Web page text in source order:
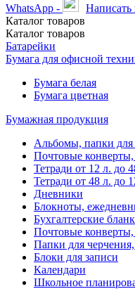
WhatsApp -
Каталог товаров
Каталог товаров
Батарейки
Бумага для офисной
Бумага белая
Бумага цветная
Бумажная продукция
Альбомы, папки для
Почтовые
Тетради от 12 л. до
Тетради от 48 л. до
Дневники
Блокноты,
Бухгалтерские
Почтовые
Папки для
Блоки для записи
Календари
Школьное